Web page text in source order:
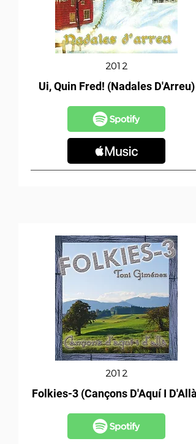
2012
Ui, Quin Fred! (Nadales D'Arreu)
2012
Folkies-3 (Cançons D'Aquí I D'Allà)